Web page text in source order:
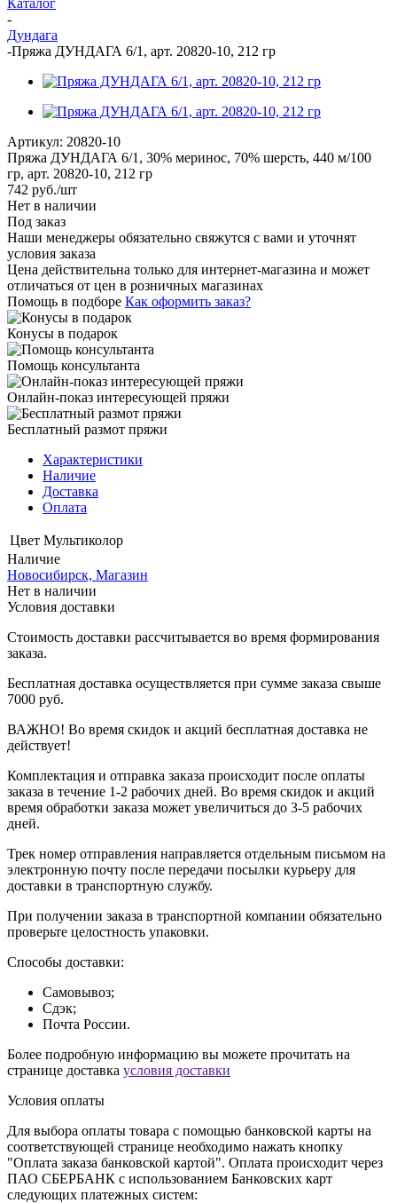
-
Дундага
-Пряжа ДУНДАГА 6/1, арт. 20820-10, 212 гр
Артикул: 20820-10
Пряжа ДУНДАГА 6/1, 30% меринос, 70% шерсть, 440 м/100
гр, арт. 20820-10, 212 гр
742 руб./шт
Нет в наличии
Под заказ
Наши менеджеры обязательно свяжутся с вами и уточнят
условия заказа
Цена действительна только для интернет-магазина и может
отличаться от цен в розничных магазинах
Помощь в подборе Как оформить заказ?
Конусы в подарок
Помощь консультанта
Онлайн-показ интересующей пряжи
Бесплатный размот пряжи
Характеристики
Наличие
Доставка
Оплата
Цвет Мультиколор
Наличие
Новосибирск, Магазин
Нет в наличии
Условия доставки
Стоимость доставки рассчитывается во время формирования
заказа.
Бесплатная доставка осуществляется при сумме заказа свыше
7000 руб.
ВАЖНО! Во время скидок и акций бесплатная доставка не
действует!
Комплектация и отправка заказа происходит после оплаты
заказа в течение 1-2 рабочих дней. Во время скидок и акций
время обработки заказа может увеличиться до 3-5 рабочих
дней.
Трек номер отправления направляется отдельным письмом на
электронную почту после передачи посылки курьеру для
доставки в транспортную службу.
При получении заказа в транспортной компании обязательно
проверьте целостность упаковки.
Способы доставки:
Самовывоз;
Сдэк;
Почта России.
Более подробную информацию вы можете прочитать на
странице доставка условия доставки
Условия оплаты
Для выбора оплаты товара с помощью банковской карты на
соответствующей странице необходимо нажать кнопку
"Оплата заказа банковской картой". Оплата происходит через
ПАО СБЕРБАНК с использованием Банковских карт
следующих платежных систем: